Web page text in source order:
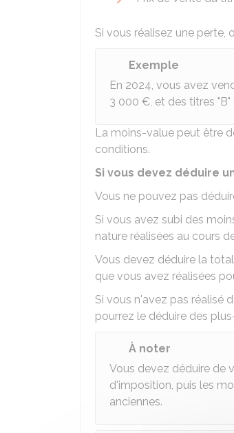
Si vous réalisez une perte,
Exemple
En 2024, vous avez
3 000 €, et des titres
La moins-value peut être
conditions.
Si vous devez déduire
Vous ne pouvez pas
Si vous avez subi des
nature réalisées au cours
Vous devez déduire la
que vous avez réalisées
Si vous n'avez pas réalisé
pourrez le déduire des
À noter
Vous devez déduire de
d'imposition, puis les
anciennes.